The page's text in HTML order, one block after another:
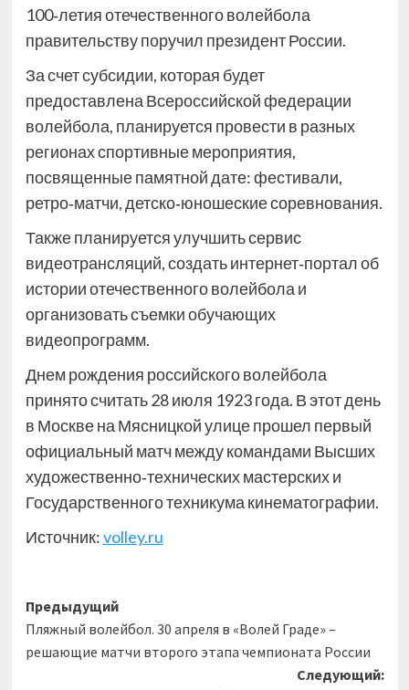
100‑летия отечественного волейбола
правительствупоручил президент России.
За счет субсидии, которая будет
предоставлена Всероссийской федерации
волейбола, планируется провести в разных
регионах спортивные мероприятия,
посвященные памятной дате: фестивали,
ретро‑матчи, детско‑юношеские соревнования.
Также планируется улучшить сервис
видеотрансляций, создать интернет‑портал об
истории отечественного волейбола и
организовать съемки обучающих
видеопрограмм.
Днем рождения российского волейбола
принято считать 28 июля 1923 года. В этот день
в Москве на Мясницкой улице прошел первый
официальный матч между командами Высших
художественно‑технических мастерских и
Государственного техникума кинематографии.
Источник:volley.ru
Навигация
записи
Предыдущий
Пляжный волейбол. 30 апреля в «Волей Граде» –
решающие матчи второго этапа чемпионата России
Следующий: